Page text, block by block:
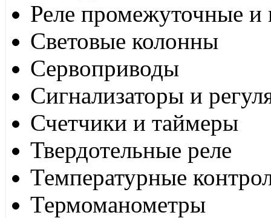
Реле промежуточные и
Световые колонны
Сервоприводы
Сигнализаторы и
Счетчики и таймеры
Твердотельные реле
Температурные
Термоманометры